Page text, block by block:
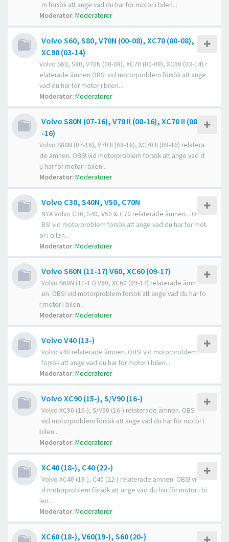
m försök att ange vad du har för motor i bilen...
Moderator:Moderatorer
Volvo S60, S80, V70N (00-08), XC70 (00-08),
XC90 (03-14)
Volvo S60, S80, V70N (00-08), XC70 (00-08), XC90 (03-14) r
elaterade ämnen OBS! vid motorproblem försök att ange
vad du har för motor i bilen...
Moderator:Moderatorer
Volvo S80N (07-16), V70 II (08-16), XC70 II (08
-16)
Volvo S80N (07-16), V70 II (08-16), XC70 II (08-16) relatera
de ämnen. OBS! vid motorproblem försök att ange vad d
u har för motor i bilen...
Moderator:Moderatorer
Volvo C30, S40N, V50, C70N
NYA Volvo C30, S40, V50 & C70 relaterade ämnen... O
BS! vid motorproblem försök att ange vad du har för mot
or i bilen...
Moderator:Moderatorer
Volvo S60N (11-17) V60, XC60 (09-17)
Volvo S60N (11-17) V60, XC60 (09-17) relaterade ämn
en. OBS! vid motorproblem försök att ange vad du har fö
r motor i bilen...
Moderator:Moderatorer
Volvo V40 (13-)
Volvo V40 relaterade ämnen. OBS! vid motorproblem
försök att ange vad du har för motor i bilen...
Moderator:Moderatorer
Volvo XC90 (15-), S/V90 (16-)
Volvo XC90 (15-), S/V90 (16-) relaterade ämnen. OBS!
vid motorproblem försök att ange vad du har för motor i
bilen...
Moderator:Moderatorer
XC40 (18-), C40 (22-)
Volvo XC40 (18-), C40 (22-) relaterade ämnen. OBS! vi
d motorproblem försök att ange vad du har för motor i bi
len...
Moderator:Moderatorer
XC60 (18-), V60(19-), S60 (20-)